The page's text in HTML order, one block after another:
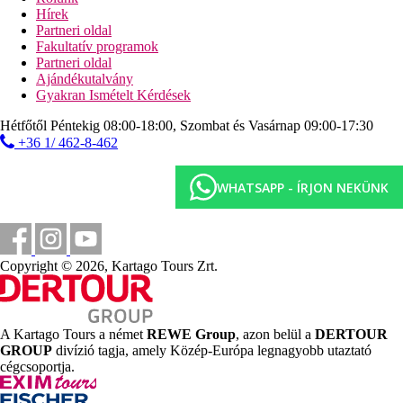
Szálláshely besorolás
Az adott ország hivatalos besorolása: 4*.
Fontos foglalási információ
A szálloda 16 éven aluli vendégeket nem fogad!
Távolságok
Távolság a legközelebbi repülőtértől
0 m
Vásárlás
250 m
Távolság a tengerparttól
Strand
Napágyak a strandon térítés ellenében
Hírek
Partneri oldal
Fakultatív programok
Partneri oldal
Ajándékutalvány
Gyakran Ismételt Kérdések
Hétfőtől Péntekig 08:00-18:00, Szombat és Vasárnap 09:00-17:30
+36 1/ 462-8-462
WHATSAPP - ÍRJON NEKÜNK
Copyright © 2026, Kartago Tours Zrt.
A Kartago Tours a német REWE Group, azon belül a DERTOUR
GROUP divízió tagja, amely Közép-Európa legnagyobb utaztató
cégcsoportja.